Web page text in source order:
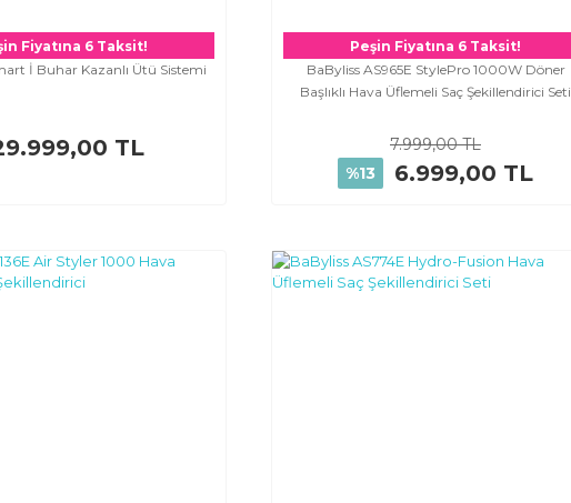
Fiyatına 6 Taksit!
İ Buhar Kazanlı Ütü Sistemi
TL
Peşin Fiyatına 6 Taksit!
BaByliss AS965E StylePro 1000W Döner
Başlıklı Hava Üflemeli Saç Şekillendirici Seti
7.999,00 TL
%13
6.999,00 TL